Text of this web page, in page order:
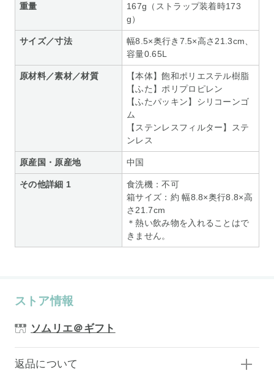
重量
167g（ストラップ装着時173
g）
サイズ／寸法
幅8.5×奥行き7.5×高さ21.3cm、
容量0.65L
原材料／素材／材質
【本体】飽和ポリエステル樹脂
【ふた】ポリプロピレン
【ふたパッキン】シリコーンゴ
ム
【ステンレスフィルター】ステ
ンレス
原産国・原産地 中国
その他詳細 1
食洗機：不可
箱サイズ：約 幅8.8×奥行8.8×高
さ21.7cm
＊熱い飲み物を入れることはで
きません。
ストア情報
ソムリエ＠ギフト
返品について